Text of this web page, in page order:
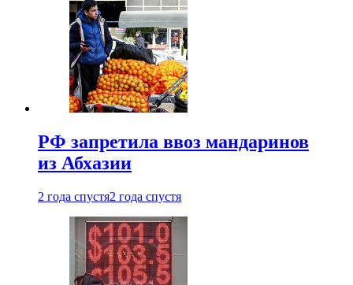
РФ запретила ввоз мандаринов
из Абхазии
2 года спустя2 года спустя